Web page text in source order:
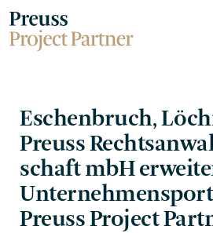
Eschen­bruch,
Preuss
schaft mbH
Preuss Project